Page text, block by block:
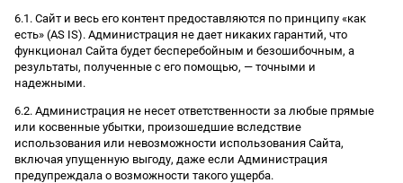
6.1. Сайт и весь его контент предоставляются по принципу «как
есть» (AS IS). Администрация не дает никаких гарантий, что
функционал Сайта будет бесперебойным и безошибочным, а
результаты, полученные с его помощью, — точными и
надежными.
6.2. Администрация не несет ответственности за любые прямые
или косвенные убытки, произошедшие вследствие
использования или невозможности использования Сайта,
включая упущенную выгоду, даже если Администрация
предупреждала о возможности такого ущерба.